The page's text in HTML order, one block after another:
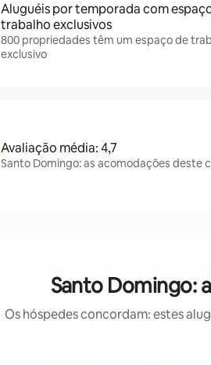
Aluguéis por temporada com
trabalho exclusivos
800 propriedades têm um espaço de
exclusivo
Avaliação média: 4,7
Santo Domingo: as acomodações deste
Santo Domingo:
Os hóspedes concordam: estes